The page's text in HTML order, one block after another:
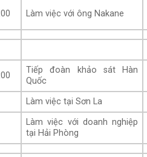
Làm việc với ông Nakane
Tiếp đoàn khảo sát Hàn
Quốc
Làm việc tại Sơn La
Làm việc với doanh nghiệp
tại Hải Phòng